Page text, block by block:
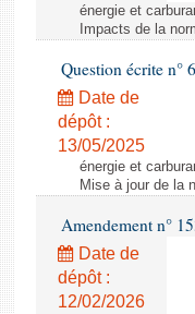
énergie et
Impacts de la
Question écrite n°
Date de
dépôt :
13/05/2025
énergie et
Mise à jour de la
Amendement n°
Date de
dépôt :
12/02/2026